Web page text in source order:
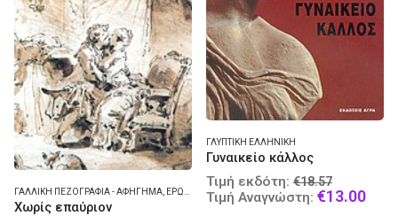
ΓΑΛΛΙΚΉ ΠΕΖΟΓΡΑΦΊΑ - ΑΦΉΓΗΜΑ ΕΡΩΤΙΚΉ ΛΟΓΟΤΕΧΝΊΑ
Χωρίς επαύριον
ΓΛΥΠΤΙΚΉ ΕΛΛΗΝΙΚΉ
Γυναικείο κάλλος
Τιμή εκδότη: €18.57
price
Τιμή Αναγνώστη: €13.00